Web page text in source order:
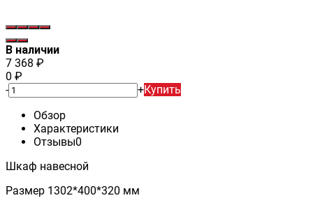
В наличии
7 368 ₽
0 ₽
-
+Купить
Обзор
Характеристики
Отзывы0
Шкаф навесной
Размер 1302*400*320 мм